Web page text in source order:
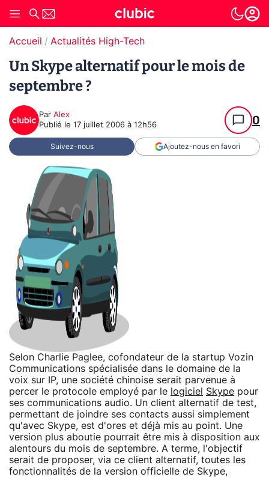
Accueil Actualités High-Tech
Un Skype alternatif pour le mois de
septembre ?
Par Alex
Publié le 17 juillet 2006 à 12h56 0
Suivez-nous Ajoutez-nous en favori
Selon Charlie Paglee, cofondateur de la startup Vozin
Communications spécialisée dans le domaine de la
voix sur IP, une société chinoise serait parvenue à
percer le protocole employé par le logiciel Skype pour
ses communications audio. Un client alternatif de test,
permettant de joindre ses contacts aussi simplement
qu'avec Skype, est d'ores et déjà mis au point. Une
version plus aboutie pourrait être mis à disposition aux
alentours du mois de septembre. A terme, l'objectif
serait de proposer, via ce client alternatif, toutes les
fonctionnalités de la version officielle de Skype,